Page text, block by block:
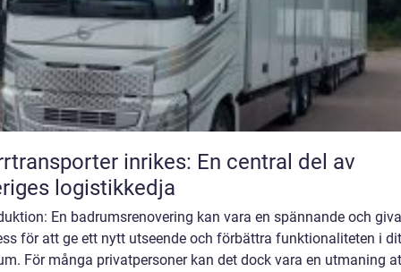
inrikes: En central del av
logistikkedja
En badrumsrenovering kan vara en spännande och
för att ge ett nytt utseende och förbättra funktionaliteten i
För många privatpersoner kan det dock vara en utmaning